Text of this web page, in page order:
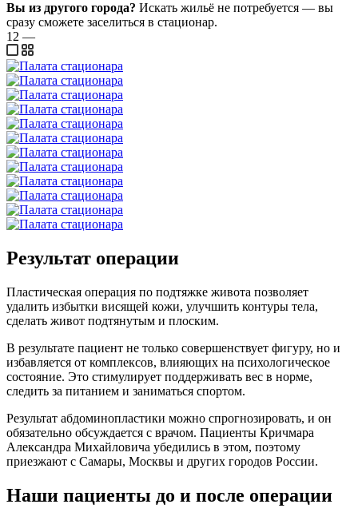
Вы из другого города? Искать жильё не потребуется — вы
сразу сможете заселиться в стационар.
12 —
Результат операции
Пластическая операция по подтяжке живота позволяет
удалить избытки висящей кожи, улучшить контуры тела,
сделать живот подтянутым и плоским.
В результате пациент не только совершенствует фигуру, но и
избавляется от комплексов, влияющих на психологическое
состояние. Это стимулирует поддерживать вес в норме,
следить за питанием и заниматься спортом.
Результат абдоминопластики можно спрогнозировать, и он
обязательно обсуждается с врачом. Пациенты Кричмара
Александра Михайловича убедились в этом, поэтому
приезжают с Самары, Москвы и других городов России.
Наши пациенты до и после операции